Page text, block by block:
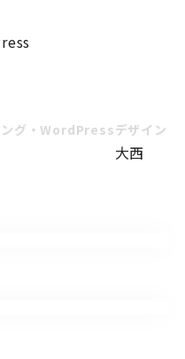
ング・WordPressデザイン
大西